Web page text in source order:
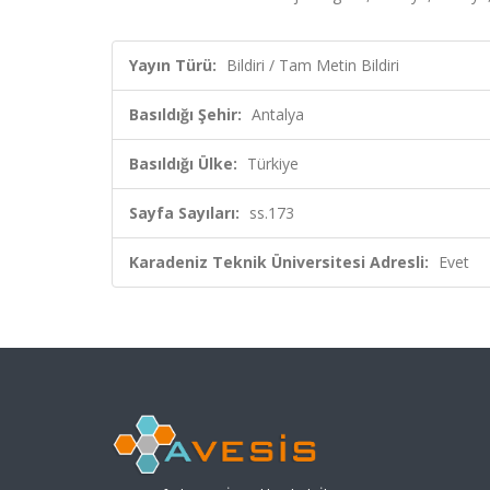
Yayın Türü: Bildiri / Tam Metin Bildiri
Basıldığı Şehir: Antalya
Basıldığı Ülke: Türkiye
Sayfa Sayıları: ss.173
Karadeniz Teknik Üniversitesi Adresli: Evet